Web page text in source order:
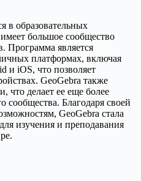
в образовательных
большое сообщество
Программа является
платформах, включая
и iOS, что позволяет
GeoGebra также
что делает ее еще более
сообщества. Благодаря своей
GeoGebra стала
изучения и преподавания